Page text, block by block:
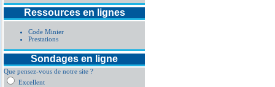
Ressources en lignes
Code Minier
Prestations
Sondages en ligne
Que pensez-vous de notre site ?
Excellent